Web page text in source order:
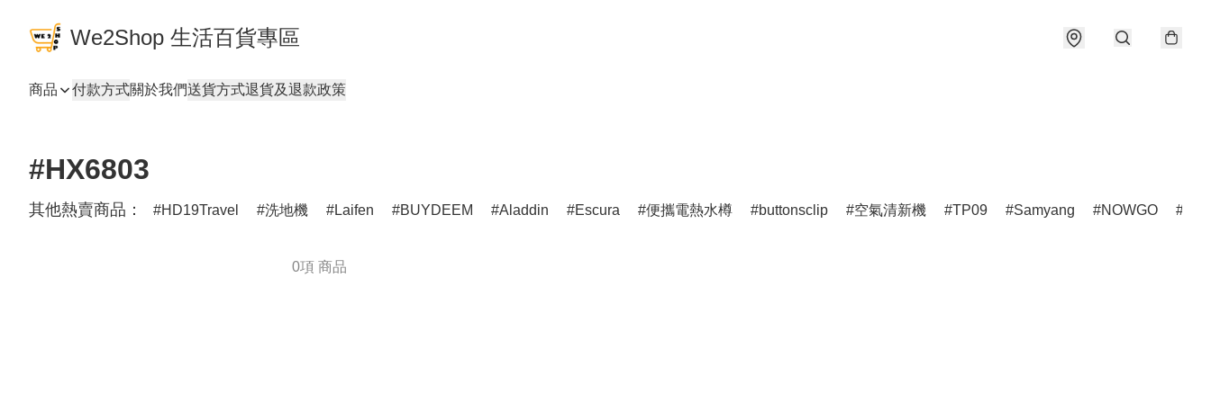
We2Shop 生活百貨專區
商品 付款方式關於我們送貨方式退貨及退款政策
#HX6803
其他熱賣商品： HD19Travel 洗地機 Laifen BUYDEEM Aladdin Escura 便攜電熱水樽 buttonsclip 空氣清新機 TP09 Samyang NOWGO
0項 商品